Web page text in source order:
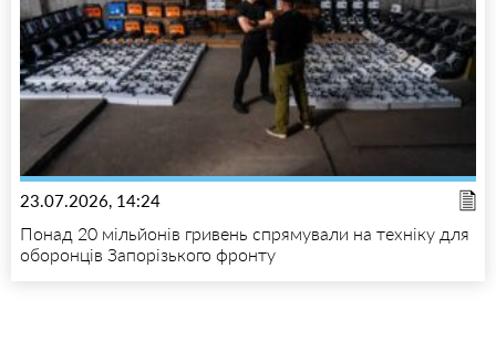
23.07.2026, 14:24
Понад 20 мільйонів гривень спрямували на техніку для
оборонців Запорізького фронту